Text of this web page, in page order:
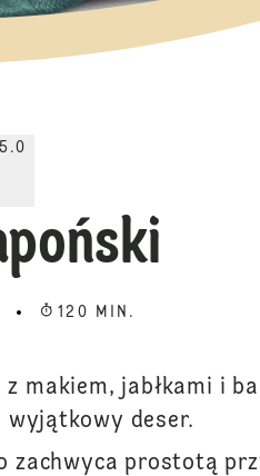
rating 5.0. Click to rate.
5.0
120 MIN.
makiem, jabłkami i
wyjątkowy deser.
zachwyca prostotą